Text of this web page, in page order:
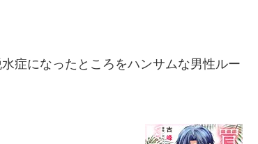
症になったところをハンサムな男性ルー